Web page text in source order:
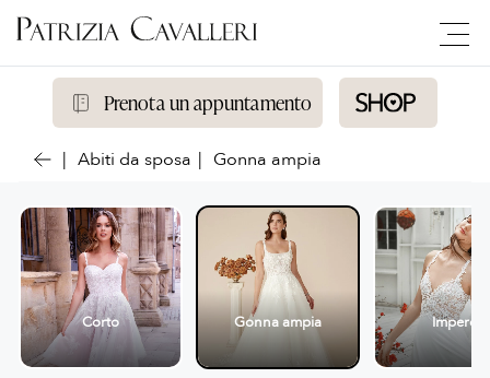
Prenota un appuntamento
Abiti da sposa Gonna ampia
Corto Gonna ampia Impero